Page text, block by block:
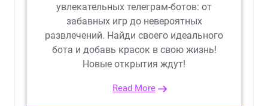
увлекательных телеграм-ботов: от
забавных игр до невероятных
развлечений. Найди своего идеального
бота и добавь красок в свою жизнь!
Новые открытия ждут!
Read More